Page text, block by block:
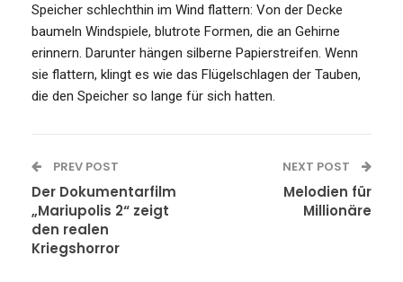
Speicher schlechthin im Wind flattern: Von der Decke
baumeln Windspiele, blutrote Formen, die an Gehirne
erinnern. Darunter hängen silberne Papierstreifen. Wenn
sie flattern, klingt es wie das Flügelschlagen der Tauben,
die den Speicher so lange für sich hatten.
PREV POST
Der Dokumentarfilm
„Mariupolis 2“ zeigt
den realen
Kriegshorror
NEXT POST
Melodien für
Millionäre